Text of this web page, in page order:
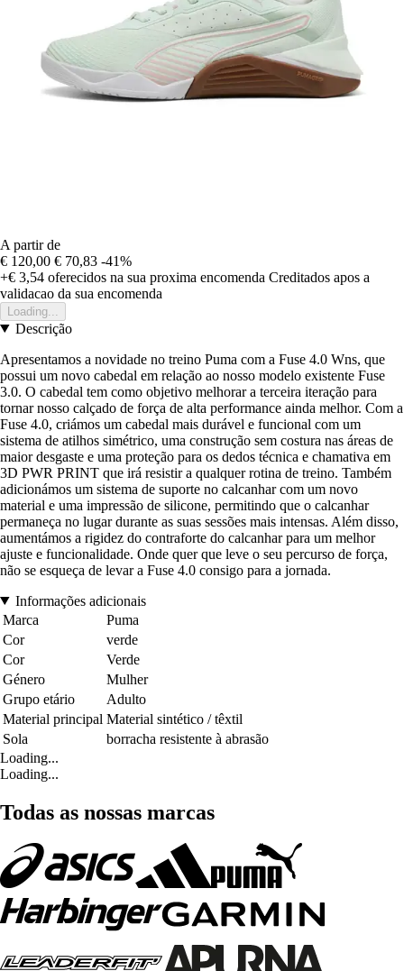
A partir de
€ 120,00 € 70,83 -41%
+€ 3,54 oferecidos na sua proxima encomenda Creditados apos a
validacao da sua encomenda
Loading...
Descrição
Apresentamos a novidade no treino Puma com a Fuse 4.0 Wns, que
possui um novo cabedal em relação ao nosso modelo existente Fuse
3.0. O cabedal tem como objetivo melhorar a terceira iteração para
tornar nosso calçado de força de alta performance ainda melhor. Com a
Fuse 4.0, criámos um cabedal mais durável e funcional com um
sistema de atilhos simétrico, uma construção sem costura nas áreas de
maior desgaste e uma proteção para os dedos técnica e chamativa em
3D PWR PRINT que irá resistir a qualquer rotina de treino. Também
adicionámos um sistema de suporte no calcanhar com um novo
material e uma impressão de silicone, permitindo que o calcanhar
permaneça no lugar durante as suas sessões mais intensas. Além disso,
aumentámos a rigidez do contraforte do calcanhar para um melhor
ajuste e funcionalidade. Onde quer que leve o seu percurso de força,
não se esqueça de levar a Fuse 4.0 consigo para a jornada.
Informações adicionais
Marca
Puma
Cor
verde
Cor
Verde
Género
Mulher
Grupo etário
Adulto
Material principal Material sintético / têxtil
Sola
borracha resistente à abrasão
Loading...
Loading...
Todas as nossas marcas